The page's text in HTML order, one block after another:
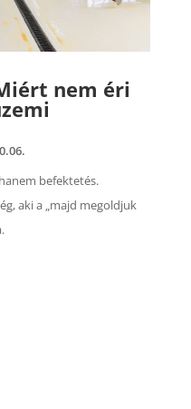
nem éri
befektetés.
aki a „majd megoldjuk